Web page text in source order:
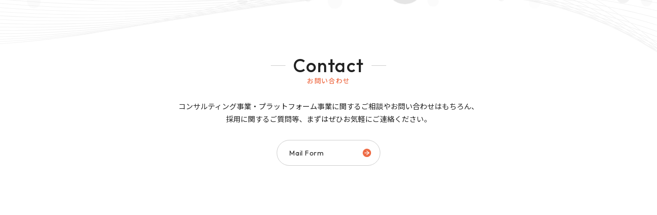
Contact
お問い合わせ
コンサルティング事業・プラットフォーム事業に関するご相談やお問い合わせはもちろん、
採用に関するご質問等、まずはぜひお気軽にご連絡ください。
Mail Form